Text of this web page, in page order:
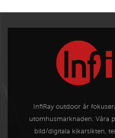
InfiRay outdoor är
utomhusmarknaden. Våra
bild/digitala kikarsikten,